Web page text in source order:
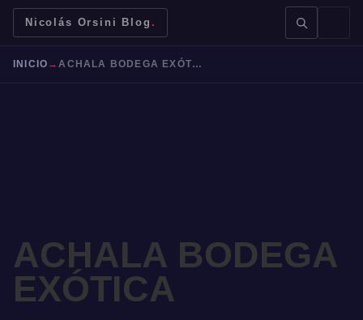
Nicolás Orsini Blog .
Mendoza Malbec Bodegas Jujuy
INICIO → ACHALA BODEGA EXÓTICA
ACHALA BODEGA
EXÓTICA